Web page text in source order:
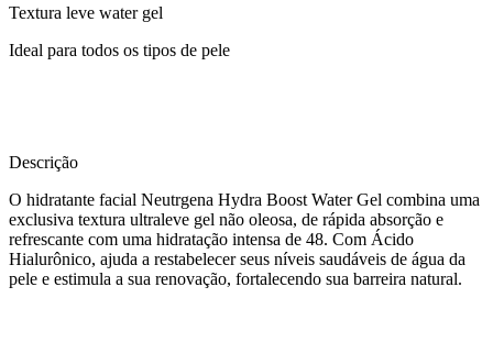
Textura leve water gel
Ideal para todos os tipos de pele
Descrição
O hidratante facial Neutrgena Hydra Boost Water Gel combina uma
exclusiva textura ultraleve gel não oleosa, de rápida absorção e
refrescante com uma hidratação intensa de 48. Com Ácido
Hialurônico, ajuda a restabelecer seus níveis saudáveis de água da
pele e estimula a sua renovação, fortalecendo sua barreira natural.